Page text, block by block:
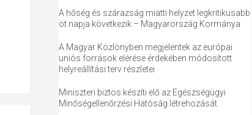
A hőség és szárazság miatti helyzet legkritikusabb
öt napja következik – Magyarország Kormánya
A Magyar Közlönyben megjelentek az európai
uniós források elérése érdekében módosított
helyreállítási terv részletei
Miniszteri biztos készíti elő az Egészségügyi
Minőségellenőrzési Hatóság létrehozását